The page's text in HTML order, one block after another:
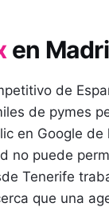
en
de
de pymes
en Google
no puede
Tenerife
que una